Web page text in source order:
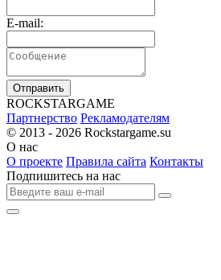
E-mail:
Отправить
ROCKSTARGAME
Партнерство Рекламодателям
© 2013 - 2026 Rockstargame.su
О нас
О проекте Правила сайта Контакты
Подпишитесь на нас